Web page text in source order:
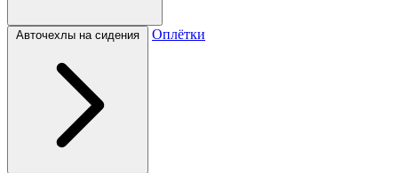
Авточехлы на сидения Оплётки